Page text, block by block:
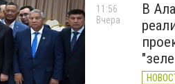
В
11:56
Вчера